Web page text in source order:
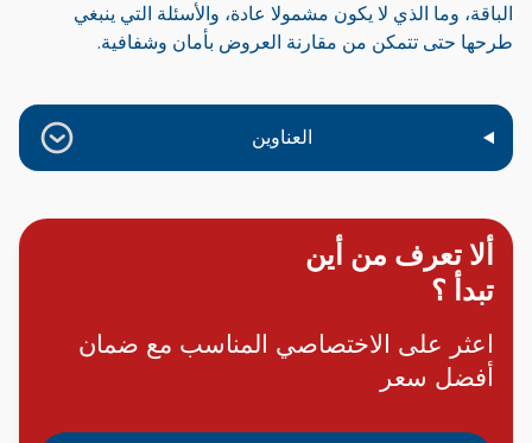
الباقة، وما الذي لا يكون مشمولا عادة، والأسئلة التي ينبغي
طرحها حتى تتمكن من مقارنة العروض بأمان وشفافية.
العناوين
ألا تعرف من أين
تبدأ ؟
اعثر على الاختصاصي المناسب مع ضمان
أفضل سعر